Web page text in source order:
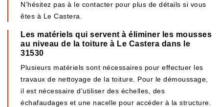
N’hésitez pas à le contacter pour plus de détails si vous
êtes à Le Castera.
Les matériels qui servent à éliminer les mousses
au niveau de la toiture à Le Castera dans le
31530
Plusieurs matériels sont nécessaires pour effectuer les
travaux de nettoyage de la toiture. Pour le démoussage,
il est nécessaire d'utiliser des échelles, des
échafaudages et une nacelle pour accéder à la structure.